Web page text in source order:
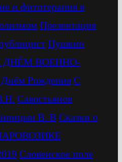
и фитотерапия в
Презентация
Пушкин
ДНЁМ ВОЕННО-
Рождения С
Савостьянов
В. В Сказки о
Словенское поле